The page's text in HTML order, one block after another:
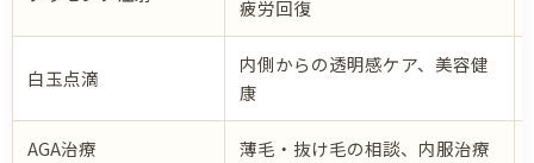
疲労回復
白玉点滴
内側からの透明感ケア、美容健
康
AGA治療 薄毛・抜け毛の相談、内服治療